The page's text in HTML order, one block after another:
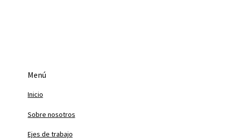
Menú
Inicio
Sobre nosotros
Ejes de trabajo